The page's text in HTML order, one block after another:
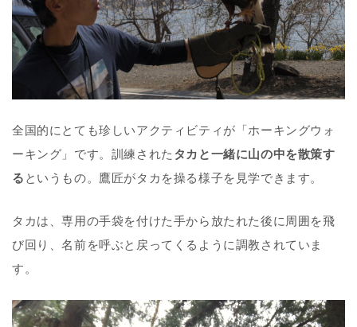
全国的にとても珍しいアクティビティが「ホーキングウォ
ーキング」です。訓練された タカと一緒に山の中を散策す
る というもの。鷹匠がタカを操る様子を見学できます。
タカは、専用の手袋を付けた手から放たれた後に周囲を飛
び回り、名前を呼ぶと戻ってくるように調教されていま
す。